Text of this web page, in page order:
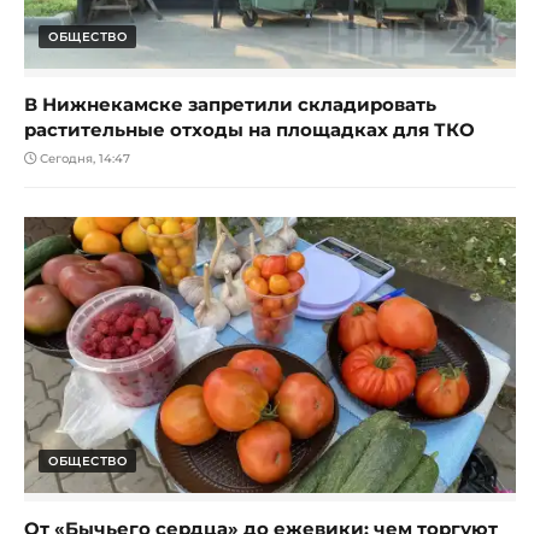
ОБЩЕСТВО
В Нижнекамске запретили складировать
растительные отходы на площадках для ТКО
Сегодня, 14:47
ОБЩЕСТВО
От «Бычьего сердца» до ежевики: чем торгуют